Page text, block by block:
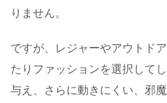
りません。
ですが、レジャーやアウトド
たりファッションを選択して
与え、さらに動きにくい、邪